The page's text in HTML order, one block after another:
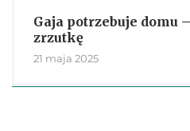
Gaja potrzebuje domu
zrzutkę
21 maja 2025